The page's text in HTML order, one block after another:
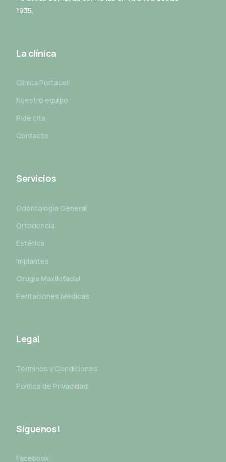
1935.
La clínica
Clinica Portaceli
Nuestro equipo
Pide cita
Contacto
Servicios
Odontología General
Ortodoncia
Estética
Implantes
Cirugía Maxilofacial
Peritaciones Médicas
Legal
Términos y Condiciones
Política de Privacidad
Síguenos!
Facebook